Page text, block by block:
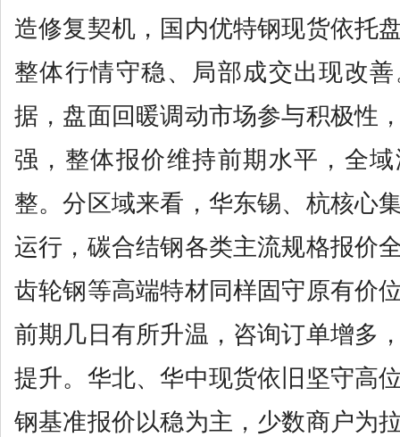
造修复契机，国内优特钢现货依托
整体行情守稳、局部成交出现改
据，盘面回暖调动市场参与积极性
强，整体报价维持前期水平，全
整。分区域来看，华东锡、杭核心
运行，碳合结钢各类主流规格报价
齿轮钢等高端特材同样固守原有价
前期几日有所升温，咨询订单增多
提升。华北、华中现货依旧坚守高
钢基准报价以稳为主，少数商户为